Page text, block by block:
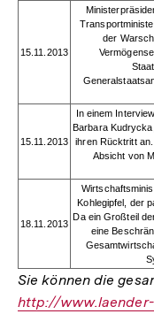
15.11.2013
der
15.11.2013
In einem
Barbara
ihren Rücktritt
Absicht von
18.11.2013
Kohlegipfel, der
Da ein Großteil
eine
Sie können die
http://